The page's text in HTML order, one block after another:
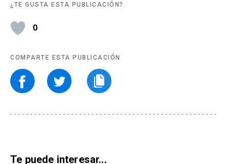
¿TE GUSTA ESTA PUBLICACIÓN?
0
COMPARTE ESTA PUBLICACIÓN
Te puede interesar...